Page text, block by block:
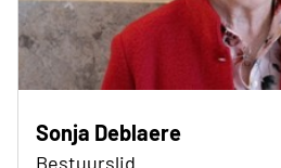
Sonja Deblaere
Bestuurslid